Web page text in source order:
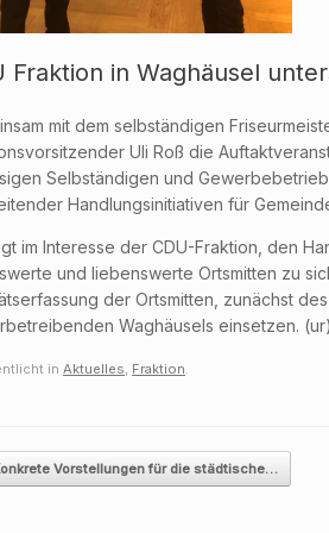
Fraktion in Waghäusel
mit dem selbständigen
Uli Roß die
Selbständigen und
Handlungsinitiativen für
im Interesse der CDU-Fraktion, den
und liebenswerte Ortsmitten zu
der Ortsmitten, zunächst
Waghäusels einsetzen. (ur)
in Aktuelles Fraktion
Vorstellungen für die städtische…